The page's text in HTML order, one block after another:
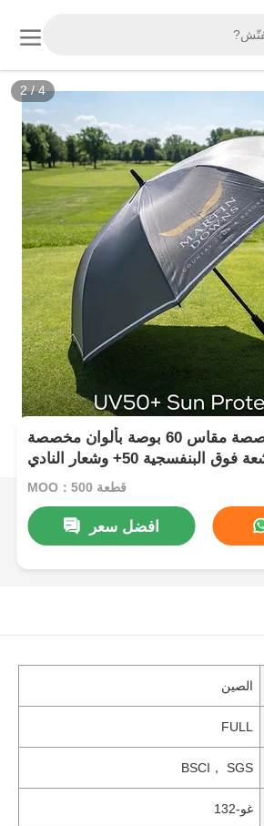
3/4
مظلة جولف مخصصة مقاس 60 بوصة بألوان مخصصة
وحماية من الأشعة فوق البنفسجية 50+ وشعار النادي
المخصص MOQ：500 قطعة
افضل سعر
الصين
FULL
BSCI， SGS
غو-132